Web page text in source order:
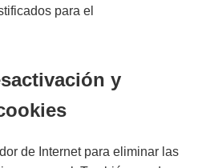
para el
y
de Internet para eliminar las